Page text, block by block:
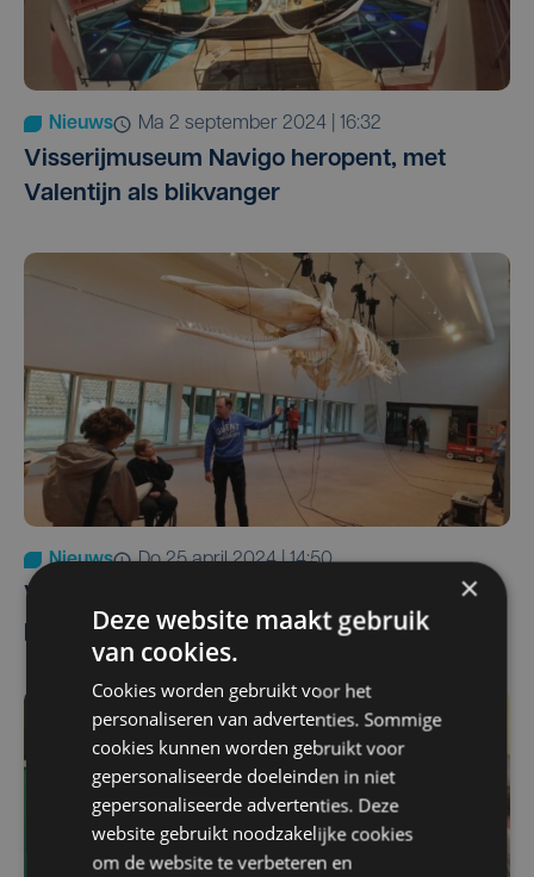
Nieuws ma 2 september 2024 | 16:32
Visserijmuseum Navigo heropent, met
Valentijn als blikvanger
Nieuws do 25 april 2024 | 14:50
Valentijn is 'thuis': skelet van aangespoelde
potvis blikvanger in Visserijmuseum
×
Deze website maakt gebruik
van cookies.
Cookies worden gebruikt voor het
personaliseren van advertenties. Sommige
cookies kunnen worden gebruikt voor
gepersonaliseerde doeleinden in niet
gepersonaliseerde advertenties. Deze
website gebruikt noodzakelijke cookies
om de website te verbeteren en